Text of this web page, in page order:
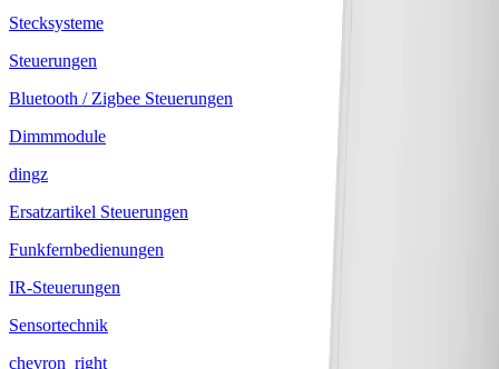
Stecksysteme
Steuerungen
Bluetooth / Zigbee Steuerungen
Dimmmodule
dingz
Ersatzartikel Steuerungen
Funkfernbedienungen
IR-Steuerungen
Sensortechnik
chevron_right